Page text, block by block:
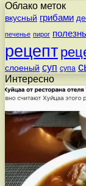
Облако меток
вкусный грибами
печенье пирог
рецепт
слоеный суп супа
Интересно